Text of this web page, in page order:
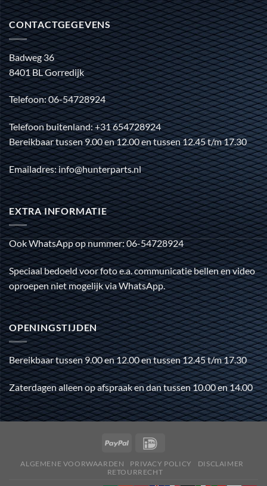
CONTACTGEGEVENS
Badweg 36
8401 BL Gorredijk
Telefoon: 06-54728924
Telefoon buitenland: +31 654728924
Bereikbaar tussen 9.00 en 12.00 en tussen 12.45 t/m 17.30
Emailadres: info@hunterparts.nl
EXTRA INFORMATIE
Ook WhatsApp op nummer: 06-54728924
Speciaal bedoeld voor foto e.a. communicatie bellen en video
oproepen niet mogelijk via WhatsApp.
OPENINGSTIJDEN
Bereikbaar tussen 9.00 en 12.00 en tussen 12.45 t/m 17.30
Zaterdagen alleen op afspraak en dan tussen 10.00 en 14.00
ALGEMENE VOORWAARDEN PRIVACY POLICY
DISCLAIMER
RETOURRECHT